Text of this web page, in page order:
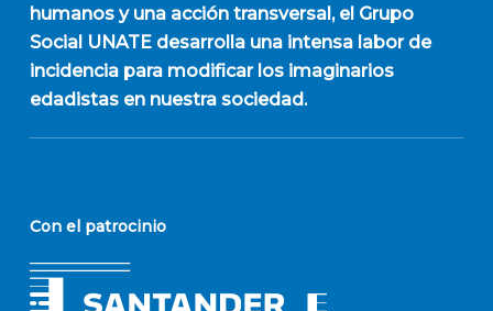
humanos y una acción transversal, el Grupo
Social UNATE desarrolla una intensa labor de
incidencia para modificar los imaginarios
edadistas en nuestra sociedad.
Con el patrocinio